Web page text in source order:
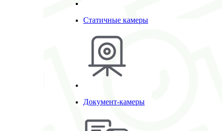
Статичные камеры
Документ-камеры